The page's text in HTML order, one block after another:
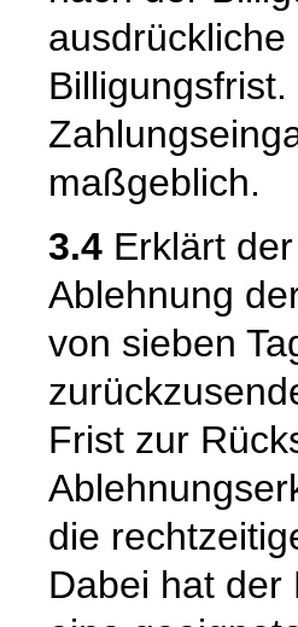
maßgeblich.
3.4 Erklärt
Ablehnung
von sieben
Frist zur
die
Dabei hat der